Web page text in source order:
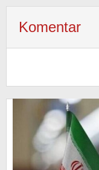
Komentar